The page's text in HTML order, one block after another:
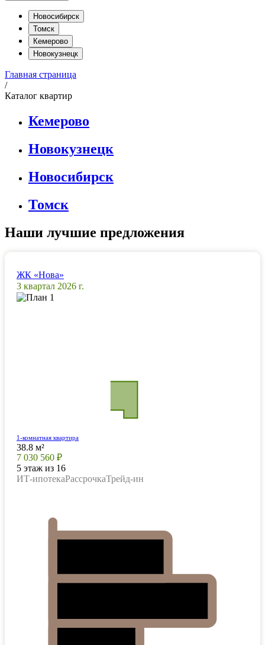
Новосибирск
Томск
Кемерово
Новокузнецк
Главная страница
/
Каталог квартир
Кемерово
Новокузнецк
Новосибирск
Томск
Наши лучшие предложения
ЖК «Нова»
3 квартал 2026 г.
1-комнатная квартира
38.8 м²
7 030 560 ₽
5 этаж из 16
ИТ-ипотекаРассрочкаТрейд-ин